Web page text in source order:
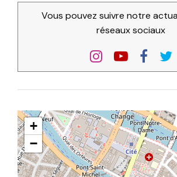
Vous pouvez suivre notre
réseaux sociaux
+
−